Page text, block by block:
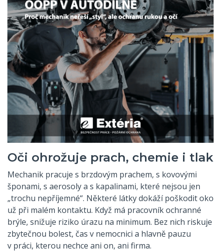
Oči ohrožuje prach, chemie i tlak
Mechanik pracuje s brzdovým prachem, s kovovými
šponami, s aerosoly a s kapalinami, které nejsou jen
„trochu nepříjemné“. Některé látky dokáží poškodit oko
už při malém kontaktu. Když má pracovník ochranné
brýle, snižuje riziko úrazu na minimum. Bez nich riskuje
zbytečnou bolest, čas v nemocnici a hlavně pauzu
v práci, kterou nechce ani on, ani firma.